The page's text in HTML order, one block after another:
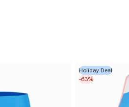
Holiday Deal
-63%